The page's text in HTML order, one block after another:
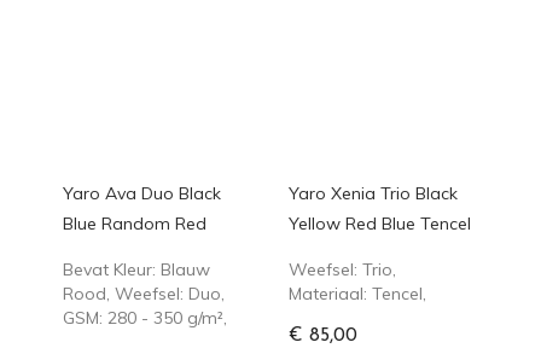
Yaro Ava Duo Black
Blue Random Red
Bevat Kleur: Blauw
Rood, Weefsel: Duo,
GSM: 280 - 350 g/m²,
Yaro Xenia Trio Black
Yellow Red Blue Tencel
Weefsel: Trio,
Materiaal: Tencel,
€ 85,00